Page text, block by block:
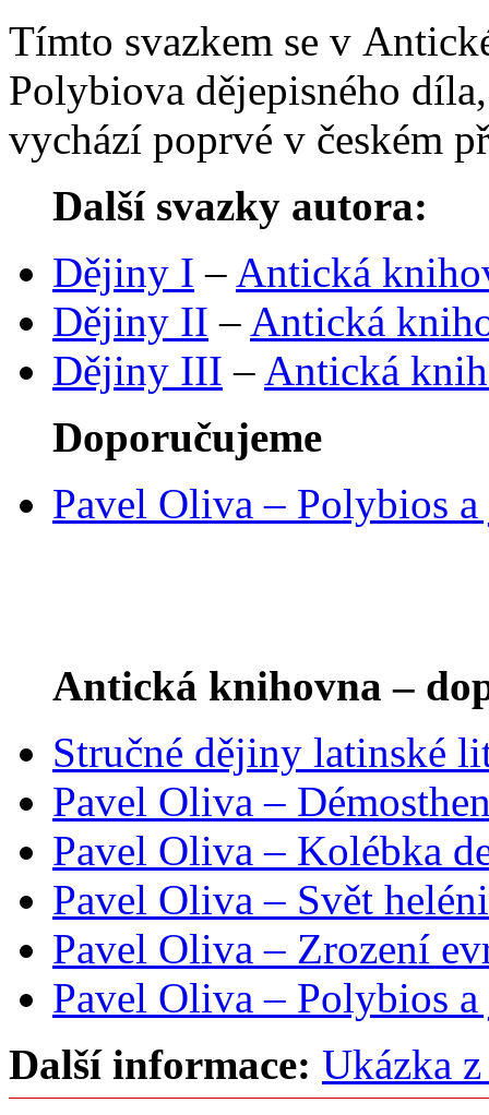
Tímto svazkem se v
Polybiova dějepisného
vychází poprvé v českém
Další svazky autora:
Dějiny I – Antická
Dějiny II – Antická
Dějiny III – Antická
Doporučujeme
Pavel Oliva – Polybios a
Antická knihovna –
Stručné dějiny latinské
Pavel Oliva –
Pavel Oliva – Kolébka
Pavel Oliva – Svět
Pavel Oliva – Zrození
Pavel Oliva – Polybios a
Další informace: Ukázka